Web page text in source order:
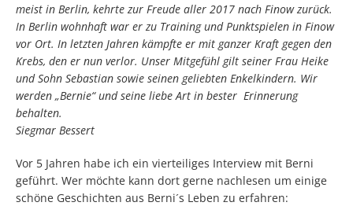
meist in Berlin, kehrte zur Freude aller 2017 nach Finow zurück.
In Berlin wohnhaft war er zu Training und Punktspielen in Finow
vor Ort. In letzten Jahren kämpfte er mit ganzer Kraft gegen den
Krebs, den er nun verlor. Unser Mitgefühl gilt seiner Frau Heike
und Sohn Sebastian sowie seinen geliebten Enkelkindern. Wir
werden „Bernie“ und seine liebe Art in bester Erinnerung
behalten.
Siegmar Bessert
Vor 5 Jahren habe ich ein vierteiliges Interview mit Berni
geführt. Wer möchte kann dort gerne nachlesen um einige
schöne Geschichten aus Berni´s Leben zu erfahren: